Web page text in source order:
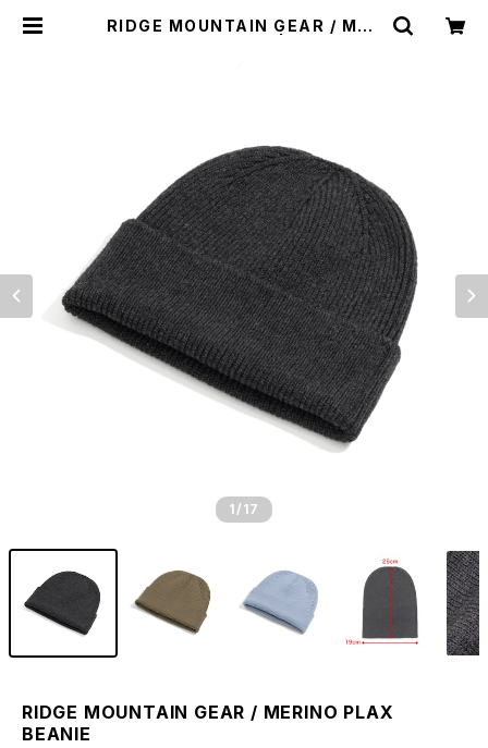
RIDGE MOUNTAIN GEAR / MER
1 /17
RIDGE MOUNTAIN GEAR / MERINO PLAX
BEANIE